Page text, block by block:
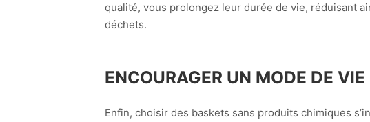
qualité, vous prolongez leur durée de vie, réduisant
déchets.
ENCOURAGER UN MODE DE
Enfin, choisir des baskets sans produits chimiques